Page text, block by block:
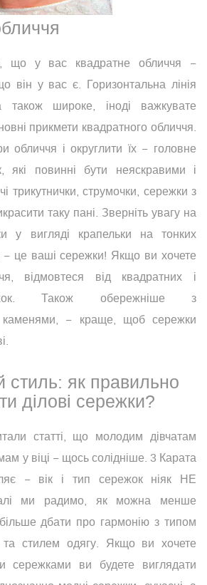
що у вас квадратне обличчя −
він у вас є. Горизонтальна лінія
також широке, іноді важкувате
прикмети квадратного обличчя.
обличчя і округлити їх − головне
які повинні бути неяскравими і
трикутнички, струмочки, сережки з
таку пані. Зверніть увагу на
у вигляді крапельки на тонких
− це ваші сережки! Якщо ви хочете
відмовтеся від квадратних і
Також обережніше з
каменями, − краще, щоб сережки
стиль: як правильно
ділові сережки?
статті, що молодим дівчатам
у віці − щось солідніше. 3 Карата
− вік і тип сережок ніяк НЕ
ми радимо, як можна менше
дбати про гармонію з типом
та стилем одягу. Якщо ви хочете
сережками ви будете виглядати